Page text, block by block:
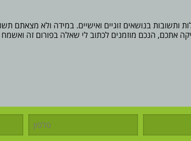
ותשובות בנושאים זוגיים ואישיים. במידה ולא מצאתם
אתכם, הנכם מוזמנים לכתוב לי שאלה בפורום זה ואשמח